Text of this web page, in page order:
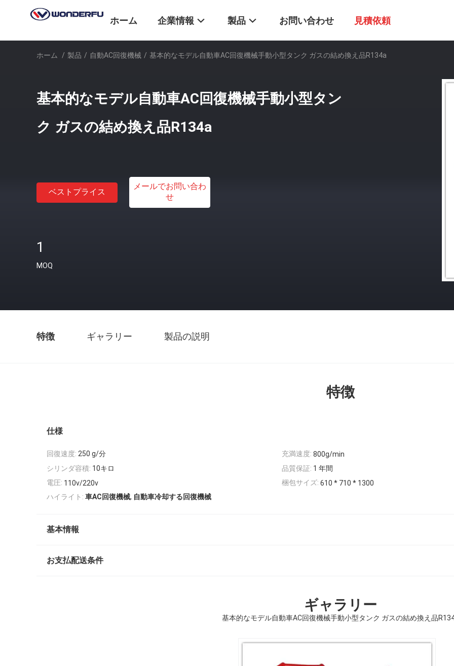
ホーム 企業情報 製品 お問い合わせ 見積依頼
ホーム / 製品 / 自動AC回復機械 / 基本的なモデル自動車AC回復機械手動小型タンク ガスの結め換え品R134a
基本的なモデル自動車AC回復機械手動小型タン
ク ガスの結め換え品R134a
ベストプライス
メールでお問い合わ
せ
1
MOQ
特徴 ギャラリー 製品の説明
特徴
仕様
回復速度: 250 g/分 充満速度: 800g/min
シリンダ容積: 10キロ 品質保証: 1 年間
電圧: 110v/220v 梱包サイズ: 610 * 710 * 1300
ハイライト: 車AC回復機械, 自動車冷却する回復機械
基本情報
お支払配送条件
ギャラリー
基本的なモデル自動車AC回復機械手動小型タンク ガスの結め換え品